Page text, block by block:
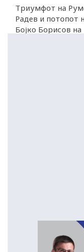
Триумфот на
Радев и потопот
Бојко Борисов на